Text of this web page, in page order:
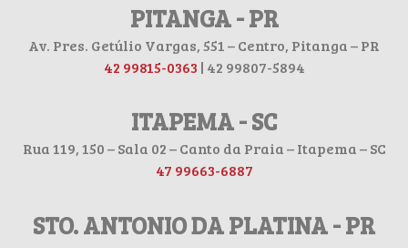
PITANGA - PR
Av. Pres. Getúlio Vargas, 551 – Centro, Pitanga – PR
42 99815-0363 | 42 99807-5894
ITAPEMA - SC
Rua 119, 150 – Sala 02 – Canto da Praia – Itapema – SC
47 99663-6887
STO. ANTONIO DA PLATINA - PR